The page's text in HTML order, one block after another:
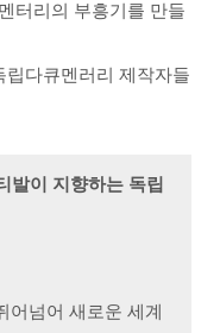
터리의 부흥기를 만들
다큐멘러리 제작자들
발이 지향하는 독립
어넘어 새로운 세계